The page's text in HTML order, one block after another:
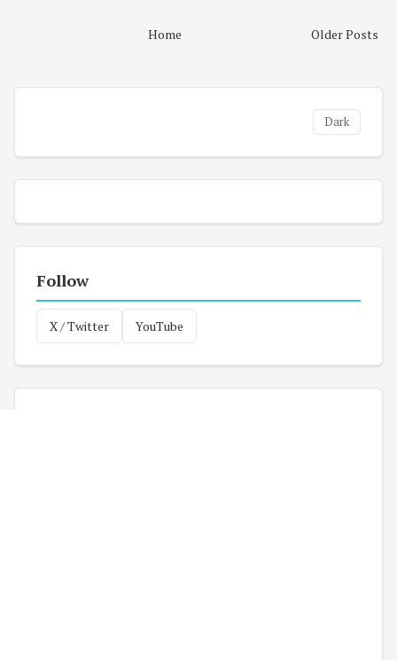
Older Posts
Home
Dark
Follow
X / Twitter YouTube